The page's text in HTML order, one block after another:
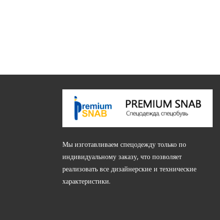
(этаж 2)
Мы изготавливаем спецодежду только по
индивидуальному заказу, что позволяет
реализовать все дизайнерские и технические
характеристики.